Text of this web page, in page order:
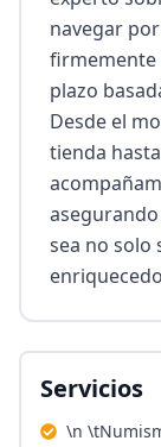
navegar
firmemente
plazo
Desde el
tienda
sea no solo
Servicios
\n